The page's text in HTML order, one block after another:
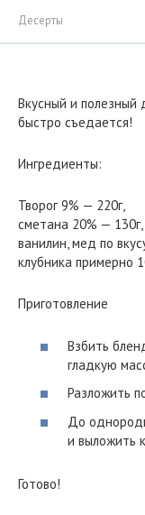
Десерты
Вкусный и полезный
быстро съедается!
Ингредиенты:
Творог 9% — 220г,
сметана 20% — 130г,
ванилин, мед по
клубника примерно
Приготовление
Взбить
гладкую
Разложить
До
и выложить
Готово!